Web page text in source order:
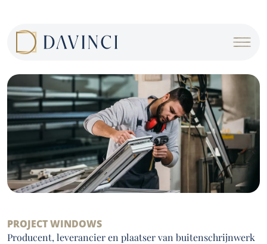
PROJECT WINDOWS
Producent, leverancier en plaatser van buitenschrijnwerk